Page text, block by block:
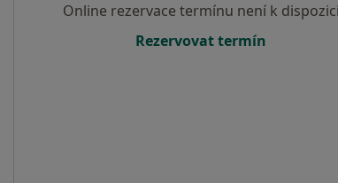
Online rezervace termínu není k dispozici
Rezervovat termín